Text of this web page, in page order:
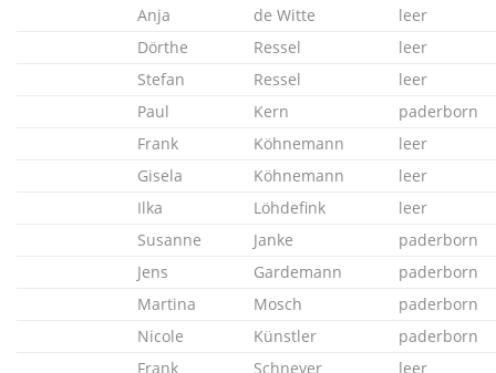
Anja
de Witte
leer
Dörthe
Ressel
leer
Stefan
Ressel
leer
Paul
Kern
paderborn
Frank
Köhnemann
leer
Gisela
Köhnemann
leer
Ilka
Löhdefink
leer
Susanne
Janke
paderborn
Jens
Gardemann
paderborn
Martina
Mosch
paderborn
Nicole
Künstler
paderborn
Frank
Schneyer
leer